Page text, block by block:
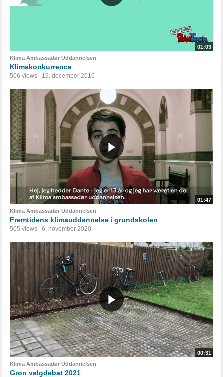
01:03
Klima Ambassadør Uddannelsen
Klimakonkurrence
506 views 19. december 2016
01:47
Klima Ambassadør Uddannelsen
Fremtidens klimauddannelse i grundskolen
505 views 6. november 2020
00:31
Klima Ambassadør Uddannelsen
Grøn valgdebat 2021